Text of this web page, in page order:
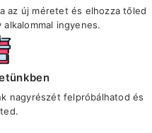
az új méretet és elhozza tőled
ingyenes.
nagyrészét felpróbálhatod és